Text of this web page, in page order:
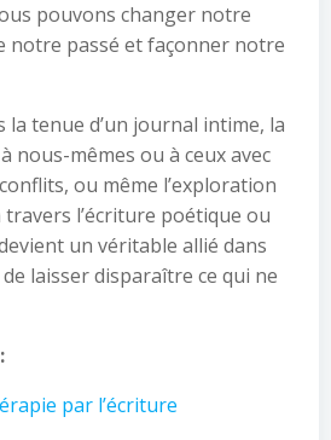
pouvons changer notre
notre passé et façonner notre
la tenue d’un journal intime, la
nous-mêmes ou à ceux avec
ou même l’exploration
l’écriture poétique ou
un véritable allié dans
laisser disparaître ce qui ne
par l’écriture